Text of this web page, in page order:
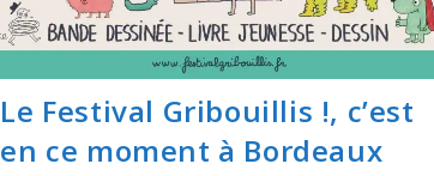
Le Festival Gribouillis !, c’est
en ce moment à Bordeaux